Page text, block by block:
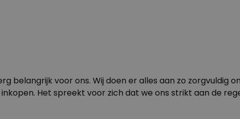
Meer dan
13.600
gekocht
34,99 €
belangrijk voor ons. Wij doen er alles aan zo zorgvuldig
Het spreekt voor zich dat we ons strikt aan de